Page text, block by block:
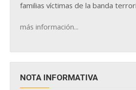
familias víctimas de la banda
más información...
NOTA INFORMATIVA